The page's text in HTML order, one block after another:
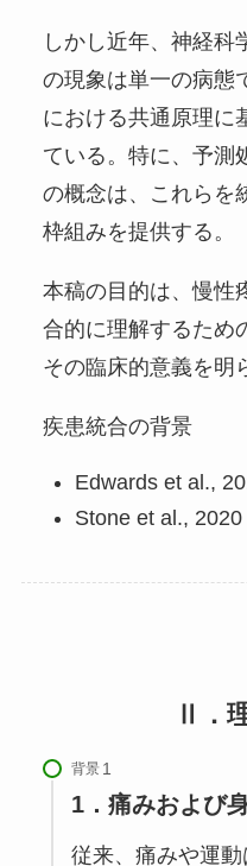
しかし近年、神経科
の現象は単一の病態
における共通原理に
ている。特に、予測
の概念は、これらを
枠組みを提供する。
本稿の目的は、慢性
合的に理解するため
その臨床的意義を明
疾患統合の背景
Edwards et al.,
Stone et al., 2020
Ⅱ．
背景
1．痛みおよび
従来、痛みや運